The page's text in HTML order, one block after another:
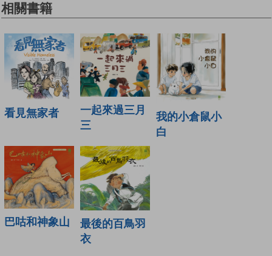
相關書籍
看見無家者
一起來過三月
三
我的小倉鼠小
白
巴咕和神象山
最後的百鳥羽
衣